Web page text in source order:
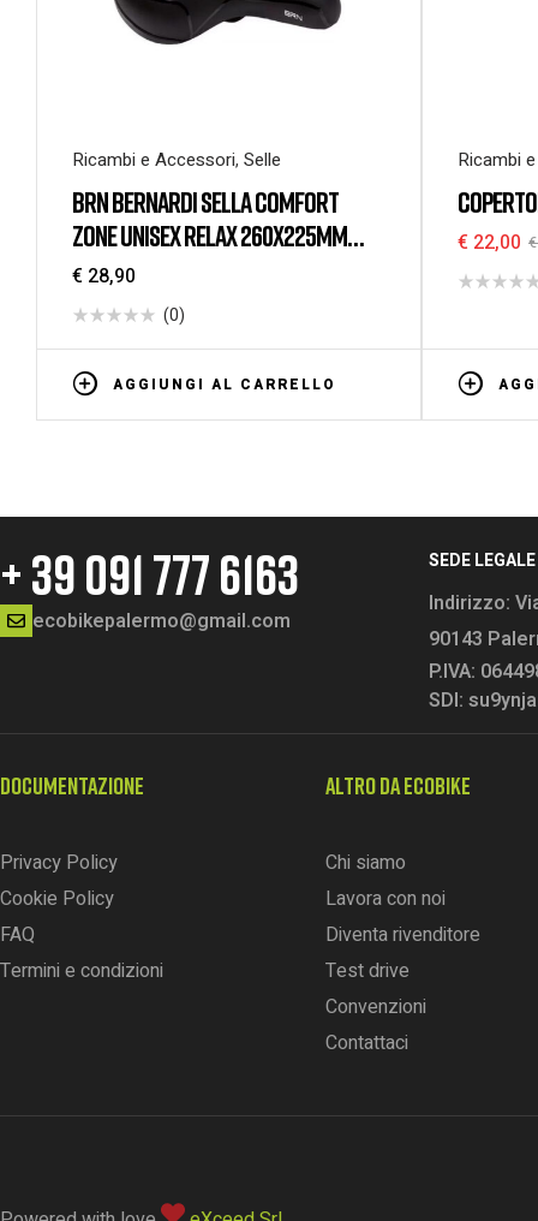
Ricambi e Accessori, Selle
BRN BERNARDI SELLA COMFORT
ZONE UNISEX RELAX 260X225MM
NERO
€ 28,90
(0)
AGGIUNGI AL CARRELLO
Ricambi
€
€ 22,00
+ 39 091 777 6163
ecobikepalermo@gmail.com
SEDE LEGALE
Indirizzo:
90143
P.IVA:
SDI: su9ynja
DOCUMENTAZIONE
Privacy Policy
Cookie Policy
FAQ
Termini e condizioni
ALTRO DA ECOBIKE
Chi siamo
Lavora con noi
Diventa rivenditore
Test drive
Convenzioni
Contattaci